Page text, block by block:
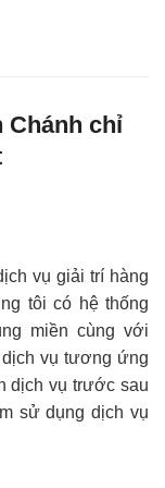
Chánh chỉ
vụ giải trí hàng
tôi có hệ thống
miền cùng với
vụ tương ứng
dịch vụ trước sau
sử dụng dịch vụ